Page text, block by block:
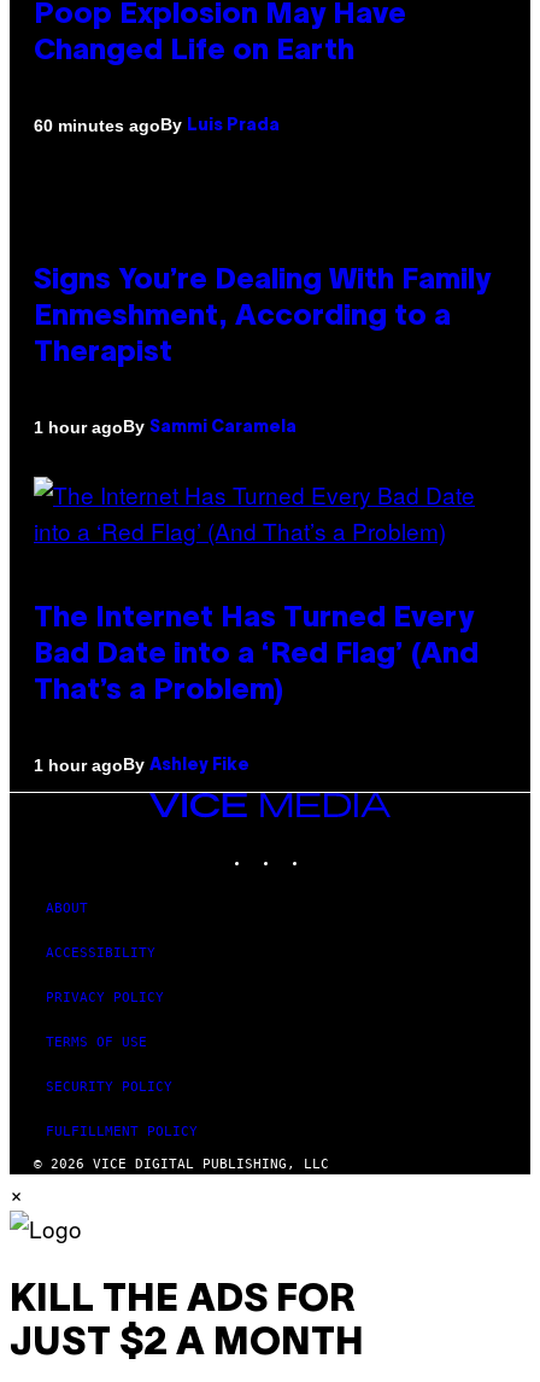
Poop Explosion May Have
Changed Life on Earth
60 minutes agoBy Luis Prada
Signs You’re Dealing With Family
Enmeshment, According to a
Therapist
1 hour agoBy Sammi Caramela
The Internet Has Turned Every
Bad Date into a ‘Red Flag’ (And
That’s a Problem)
1 hour agoBy Ashley Fike
VICE
ABOUT
ACCESSIBILITY
PRIVACY POLICY
TERMS OF USE
SECURITY POLICY
FULFILLMENT POLICY
© 2026 VICE DIGITAL PUBLISHING, LLC
×
KILL THE ADS FOR
JUST $2 A MONTH